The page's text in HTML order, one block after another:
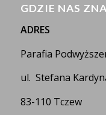
GDZIE NAS
ADRES
Parafia
ul. Stefana
83-110 Tczew